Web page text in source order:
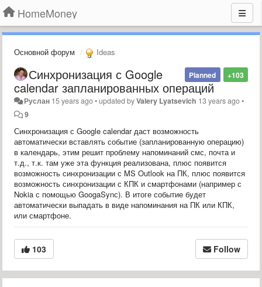
HomeMoney
Основной форум Ideas
+103
Planned
Синхронизация с Google
calendar запланированных операций
Руслан 15 years ago•updated byValery Lyatsevich 13 years ago•
9
Синхронизация с Google calendar даст возможность
автоматически вставлять событие (запланированную операцию)
в календарь, этим решит проблему напоминаний смс, почта и
т.д., т.к. там уже эта функция реализована, плюс появится
возможность синхронизации с MS Outlook на ПК, плюс появится
возможность синхронизации с КПК и смартфонами (например с
Nokia с помощью GoogaSynс). В итоге событие будет
автоматически выпадать в виде напоминания на ПК или КПК,
или смартфоне.
103 Follow